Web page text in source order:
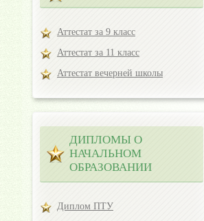
Аттестат за 9 класс
Аттестат за 11 класс
Аттестат вечерней школы
ДИПЛОМЫ О
НАЧАЛЬНОМ
ОБРАЗОВАНИИ
Диплом ПТУ